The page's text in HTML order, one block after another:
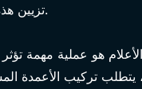
تزيين هذه الأعمدة بشعار المؤسسة أو ألوانها أو رموزها الأخرى، مما يجعلها أكثر خصوصية وذات مغزى.
هو عملية مهمة
يتطلب تركيب الأعمدة